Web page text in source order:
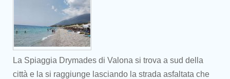
La Spiaggia Drymades di Valona si trova a sud della
città e la si raggiunge lasciando la strada asfaltata che